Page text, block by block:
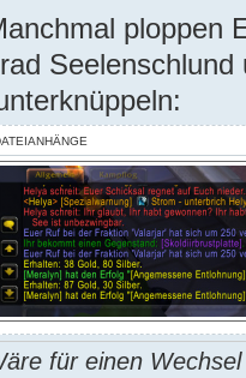
ploppen
für einen